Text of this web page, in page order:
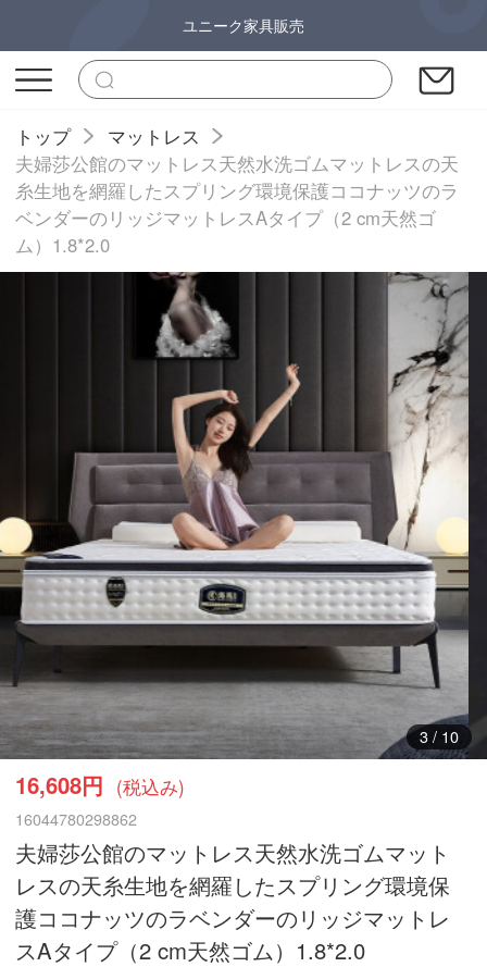
ユニーク家具販売
トップ
マットレス
夫婦莎公館のマットレス天然水洗ゴムマットレスの天
糸生地を網羅したスプリング環境保護ココナッツのラ
ベンダーのリッジマットレスAタイプ（2 cm天然ゴ
ム）1.8*2.0
4/ 10
16,608円 (税込み)
16044780298862
夫婦莎公館のマットレス天然水洗ゴムマット
レスの天糸生地を網羅したスプリング環境保
護ココナッツのラベンダーのリッジマットレ
スAタイプ（2 cm天然ゴム）1.8*2.0